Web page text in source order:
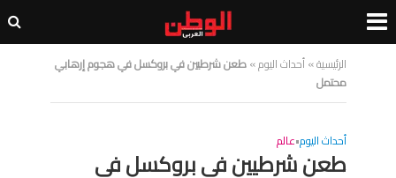
الرئيسية»أحداث اليوم»طعن شرطيين في بروكسل في هجوم إرهابي
محتمل
أحداث اليوم•عالم
طعن شرطيين في بروكسل في